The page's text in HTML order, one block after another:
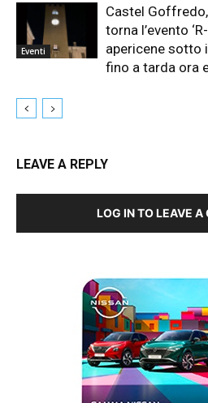
Eventi
Castel
torna l’evento
apericene sotto
fino a tarda ora
LEAVE A REPLY
LOG IN TO LEAVE